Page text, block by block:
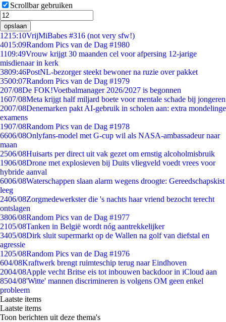
Scrollbar gebruiken
opslaan
1215:10VrijMiBabes #316 (not very sfw!)
4015:09Random Pics van de Dag #1980
1109:49Vrouw krijgt 30 maanden cel voor afpersing 12-jarige
misdienaar in kerk
3809:46PostNL-bezorger steekt bewoner na ruzie over pakket
3500:07Random Pics van de Dag #1979
207/08De FOK!Voetbalmanager 2026/2027 is begonnen
1607/08Meta krijgt half miljard boete voor mentale schade bij jongeren
2007/08Denemarken pakt AI-gebruik in scholen aan: extra mondelinge
examens
1907/08Random Pics van de Dag #1978
6606/08Onlyfans-model met G-cup wil als NASA-ambassadeur naar
maan
2506/08Huisarts per direct uit vak gezet om ernstig alcoholmisbruik
1906/08Drone met explosieven bij Duits vliegveld voedt vrees voor
hybride aanval
6006/08Waterschappen slaan alarm wegens droogte: Gereedschapskist
leeg
2406/08Zorgmedewerkster die 's nachts haar vriend bezocht terecht
ontslagen
3806/08Random Pics van de Dag #1977
2105/08Tanken in België wordt nóg aantrekkelijker
3405/08Dirk sluit supermarkt op de Wallen na golf van diefstal en
agressie
1205/08Random Pics van de Dag #1976
604/08Kraftwerk brengt ruimteschip terug naar Eindhoven
2004/08Apple vecht Britse eis tot inbouwen backdoor in iCloud aan
8504/08'Witte' mannen discrimineren is volgens OM geen enkel
probleem
Laatste items
Laatste items
Toon berichten uit deze thema's